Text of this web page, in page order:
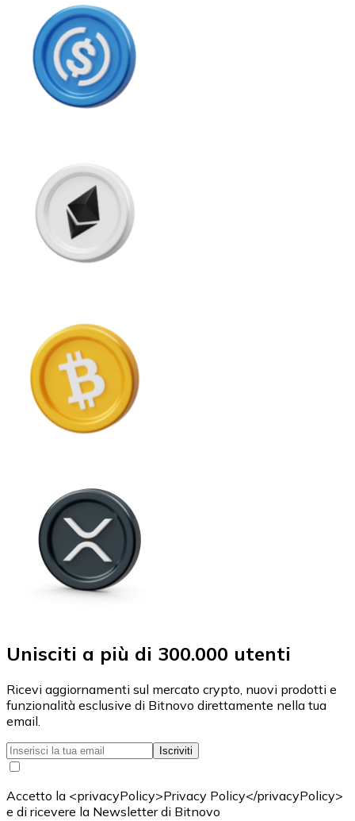
Unisciti a più di 300.000 utenti
Ricevi aggiornamenti sul mercato crypto, nuovi prodotti e
funzionalità esclusive di Bitnovo direttamente nella tua
email.
Iscriviti
Accetto la <privacyPolicy>Privacy Policy</privacyPolicy>
e di ricevere la Newsletter di Bitnovo